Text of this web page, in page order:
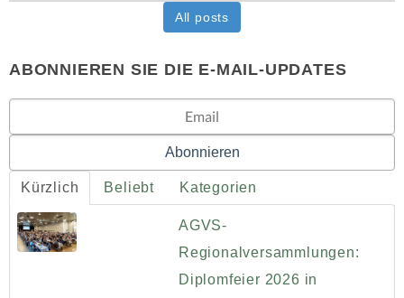
All posts
ABONNIEREN SIE DIE E-MAIL-UPDATES
Kürzlich Beliebt Kategorien
AGVS-
Regionalversammlungen:
Diplomfeier 2026 in